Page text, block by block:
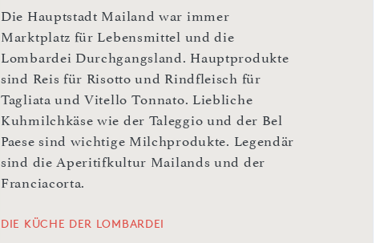
Die Hauptstadt Mailand war immer
Marktplatz für Lebensmittel und die
Lombardei Durchgangsland. Hauptprodukte
sind Reis für Risotto und Rindfleisch für
Tagliata und Vitello Tonnato. Liebliche
Kuhmilchkäse wie der Taleggio und der Bel
Paese sind wichtige Milchprodukte. Legendär
sind die Aperitifkultur Mailands und der
Franciacorta.
DIE KÜCHE DER LOMBARDEI